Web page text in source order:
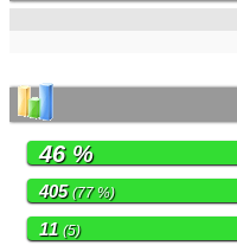
46 %
405(77 %)
11 (5)